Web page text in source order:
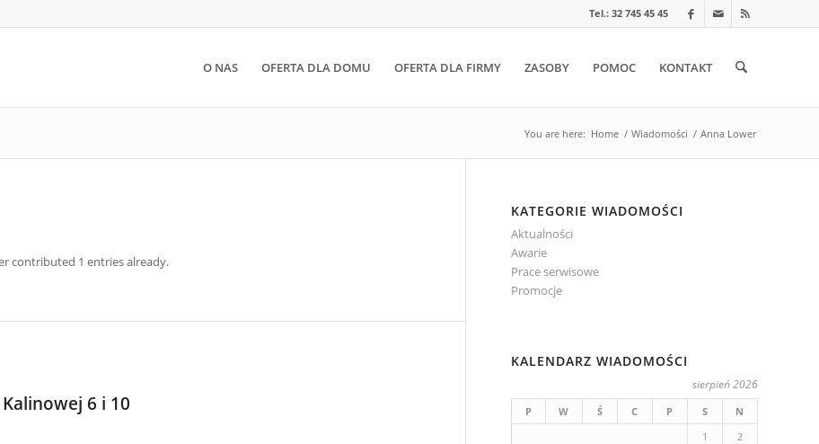
Tel.: 32 745 45 45
O NAS OFERTA DLA DOMU OFERTA DLA FIRMY ZASOBY POMOC KONTAKT
You are here: Home / Wiadomości / Anna Lower
contributed 1 entries already.
6 i 10
KATEGORIE WIADOMOŚCI
Aktualności
Awarie
Prace serwisowe
Promocje
KALENDARZ WIADOMOŚCI
sierpień 2026
P W Ś C P S
N
1
2